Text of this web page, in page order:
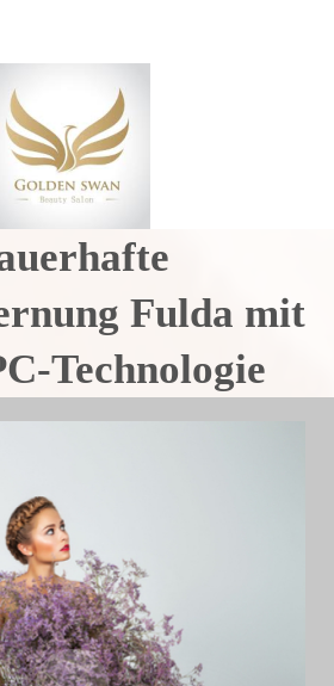
Fulda mit
Technologie